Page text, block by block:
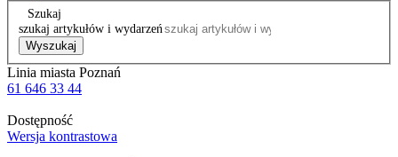
Szukaj
szukaj artykułów i wydarzeń
Wyszukaj
Linia miasta Poznań
61 646 33 44
Dostępność
Wersja kontrastowa